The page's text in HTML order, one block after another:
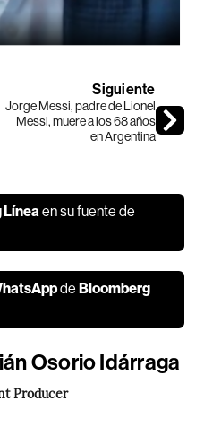
Siguiente
Jorge Messi, padre de Lionel
Messi, muere a los 68 años
en Argentina
Línea en su fuente de
deBloomberg
Osorio Idárraga
Producer